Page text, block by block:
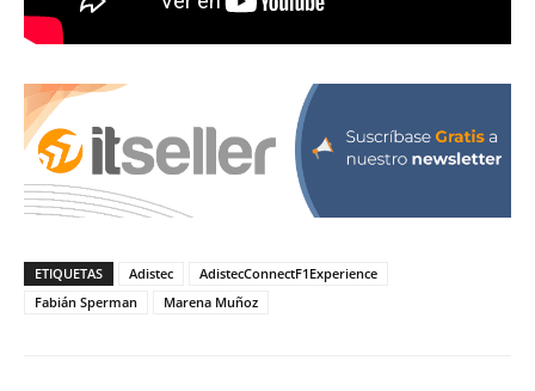
ETIQUETAS Adistec
AdistecConnectF1Experience
Fabián Sperman
Marena Muñoz